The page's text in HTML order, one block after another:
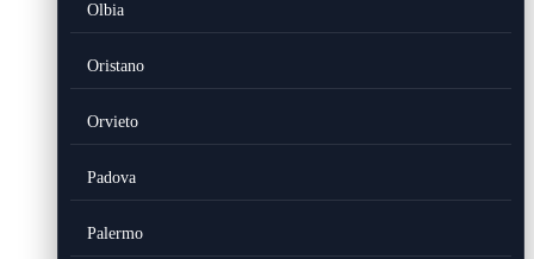
Olbia
Oristano
Orvieto
Padova
Palermo